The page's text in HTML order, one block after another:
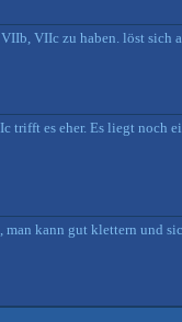
VIIc zu haben. löst sich
trifft es eher. Es liegt noch
kann gut klettern und